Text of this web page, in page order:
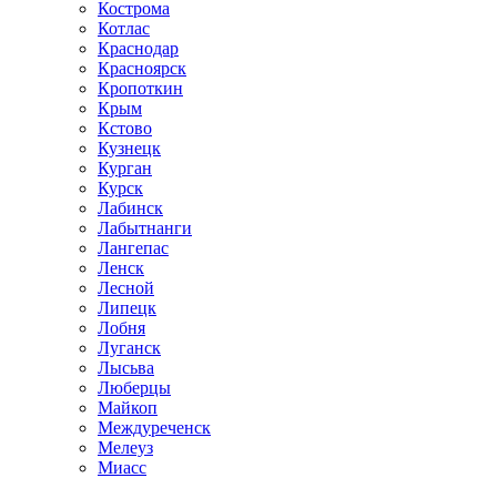
Кострома
Котлас
Краснодар
Красноярск
Кропоткин
Крым
Кстово
Кузнецк
Курган
Курск
Лабинск
Лабытнанги
Лангепас
Ленск
Лесной
Липецк
Лобня
Луганск
Лысьва
Люберцы
Майкоп
Междуреченск
Мелеуз
Миасс